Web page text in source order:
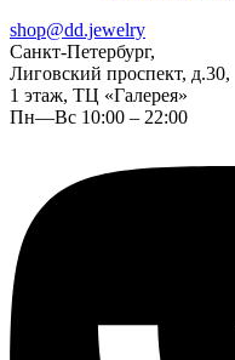
shop@dd.jewelry
Санкт-Петербург,
Лиговский проспект, д.30,
1 этаж, ТЦ «Галерея»
Пн—Вс 10:00 – 22:00